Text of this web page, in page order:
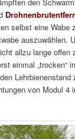
selbst eine Wabe
auszuwählen.
allzu lange offen
einmal „trocken“
Lehrbienenstand
von Modul 4